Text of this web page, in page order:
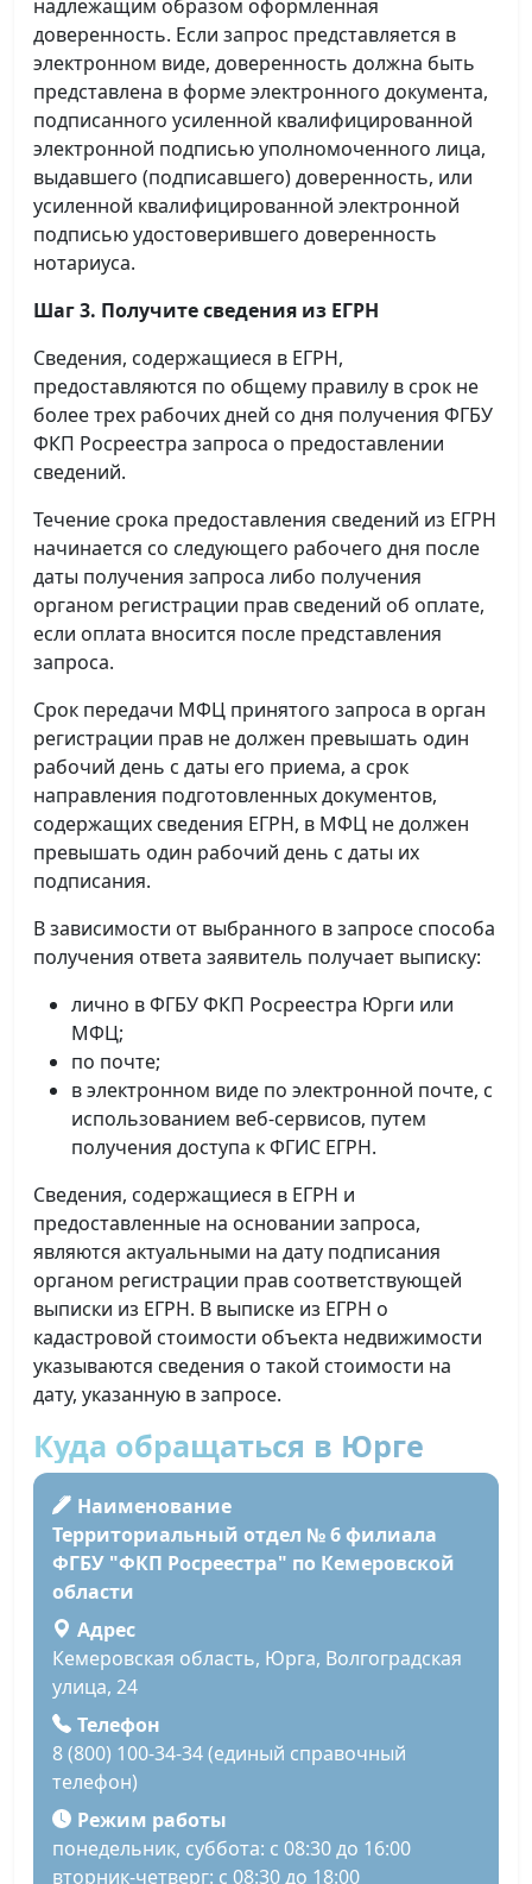
надлежащим образом оформленная
доверенность. Если запрос представляется в
электронном виде, доверенность должна быть
представлена в форме электронного документа,
подписанного усиленной квалифицированной
электронной подписью уполномоченного лица,
выдавшего (подписавшего) доверенность, или
усиленной квалифицированной электронной
подписью удостоверившего доверенность
нотариуса.
Шаг 3. Получите сведения из ЕГРН
Сведения, содержащиеся в ЕГРН,
предоставляются по общему правилу в срок не
более трех рабочих дней со дня получения ФГБУ
ФКП Росреестра запроса о предоставлении
сведений.
Течение срока предоставления сведений из ЕГРН
начинается со следующего рабочего дня после
даты получения запроса либо получения
органом регистрации прав сведений об оплате,
если оплата вносится после представления
запроса.
Срок передачи МФЦ принятого запроса в орган
регистрации прав не должен превышать один
рабочий день с даты его приема, а срок
направления подготовленных документов,
содержащих сведения ЕГРН, в МФЦ не должен
превышать один рабочий день с даты их
подписания.
В зависимости от выбранного в запросе способа
получения ответа заявитель получает выписку:
лично в ФГБУ ФКП Росреестра Юрги или
МФЦ;
по почте;
в электронном виде по электронной почте, с
использованием веб-сервисов, путем
получения доступа к ФГИС ЕГРН.
Сведения, содержащиеся в ЕГРН и
предоставленные на основании запроса,
являются актуальными на дату подписания
органом регистрации прав соответствующей
выписки из ЕГРН. В выписке из ЕГРН о
кадастровой стоимости объекта недвижимости
указываются сведения о такой стоимости на
дату, указанную в запросе.
Куда обращаться в Юрге
Наименование
Территориальный отдел № 6 филиала
ФГБУ "ФКП Росреестра" по Кемеровской
области
Адрес
Кемеровская область, Юрга, Волгоградская
улица, 24
Телефон
8 (800) 100-34-34 (единый справочный
телефон)
Режим работы
понедельник, суббота: с 08:30 до 16:00
вторник-четверг: с 08:30 до 18:00